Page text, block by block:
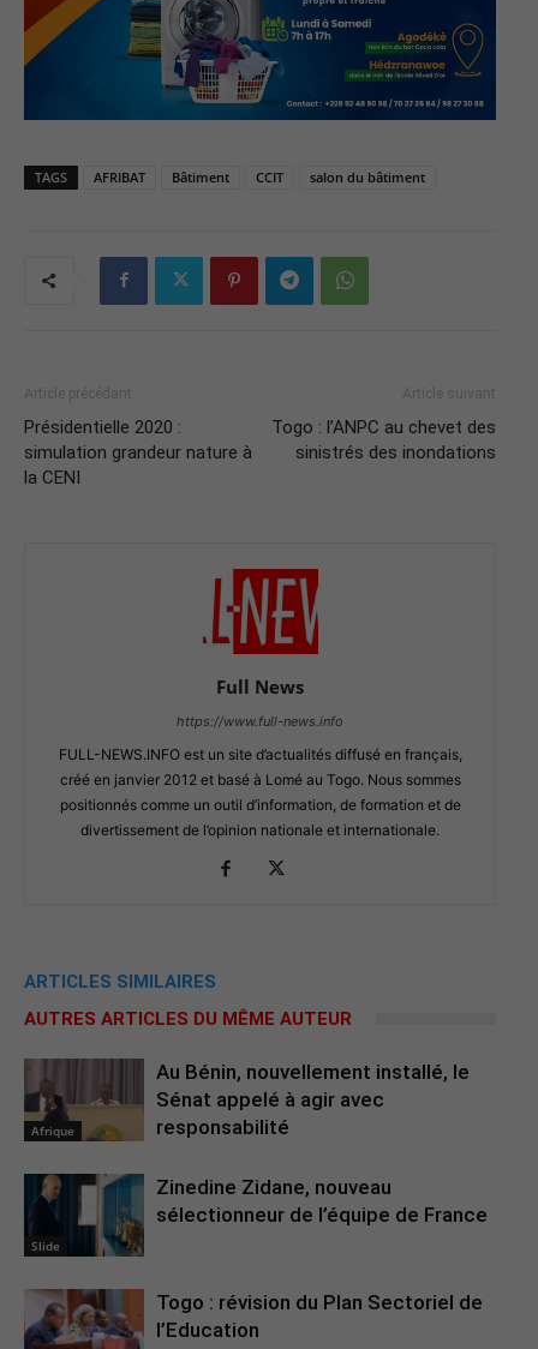
TAGS AFRIBAT Bâtiment CCIT salon du bâtiment
Article précédant
Présidentielle 2020 :
simulation grandeur nature à
la CENI
Article suivant
Togo : l’ANPC au chevet des
sinistrés des inondations
Full News
https://www.full-news.info
FULL-NEWS.INFO est un site d’actualités diffusé en français,
créé en janvier 2012 et basé à Lomé au Togo. Nous sommes
positionnés comme un outil d’information, de formation et de
divertissement de l’opinion nationale et internationale.
ARTICLES SIMILAIRES
AUTRES ARTICLES DU MÊME AUTEUR
Afrique
Au Bénin, nouvellement installé, le
Sénat appelé à agir avec
responsabilité
Slide
Zinedine Zidane, nouveau
sélectionneur de l’équipe de France
Togo : révision du Plan Sectoriel de
l’Education